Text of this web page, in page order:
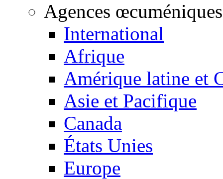
Agences œcuméniques
International
Afrique
Amérique latine et
Asie et Pacifique
Canada
États Unies
Europe